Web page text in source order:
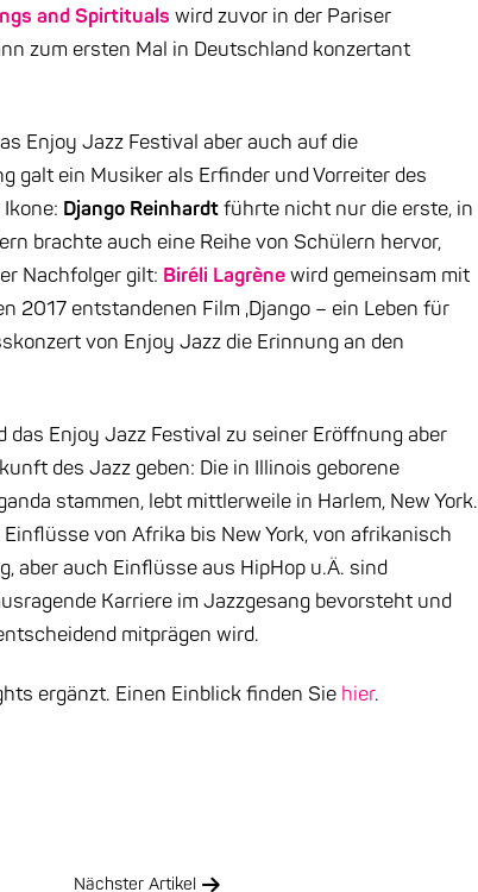
and Spirtituals wird zuvor in der Pariser
zum ersten Mal in Deutschland konzertant
Enjoy Jazz Festival aber auch auf die
galt ein Musiker als Erfinder und Vorreiter des
Django Reinhardtführte nicht nur die erste, in
brachte auch eine Reihe von Schülern hervor,
Nachfolger gilt: Biréli Lagrènewird gemeinsam mit
2017 entstandenen Film ‚Django – ein Leben für
von Enjoy Jazz die Erinnung an den
Enjoy Jazz Festival zu seiner Eröffnung aber
des Jazz geben: Die in Illinois geborene
stammen, lebt mittlerweile in Harlem, New York.
von Afrika bis New York, von afrikanisch
aber auch Einflüsse aus HipHop u.Ä. sind
Karriere im Jazzgesang bevorsteht und
mitprägen wird.
ergänzt. Einen Einblick finden Sie hier.
Nächster Artikel